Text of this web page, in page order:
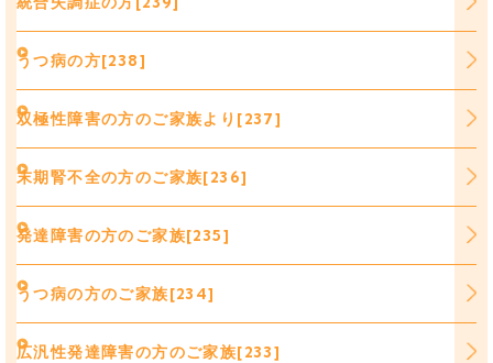
うつ病の方[238]
双極性障害の方のご家族より[237]
末期腎不全の方のご家族[236]
発達障害の方のご家族[235]
うつ病の方のご家族[234]
広汎性発達障害の方のご家族[233]